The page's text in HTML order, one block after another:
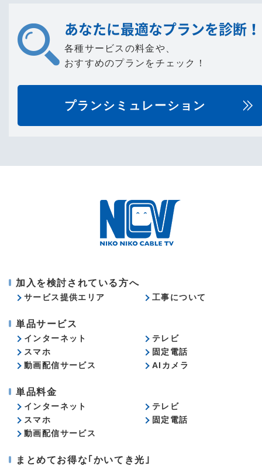
あなたに最適なプランを診断！
各種サービスの料金や、
おすすめのプランをチェック！
プランシミュレーション
加入を検討されている方へ
サービス提供エリア 工事について
単品サービス
インターネット
テレビ
スマホ
固定電話
動画配信サービス
AIカメラ
単品料金
インターネット
テレビ
スマホ
固定電話
動画配信サービス
まとめてお得な｢かいてき光｣